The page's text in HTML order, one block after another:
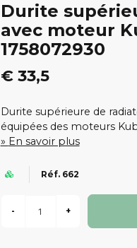
Durite
avec moteur
1758072930
€ 33,5
Durite supérieure de
équipées des moteurs
En savoir plus
Réf. 662
- +